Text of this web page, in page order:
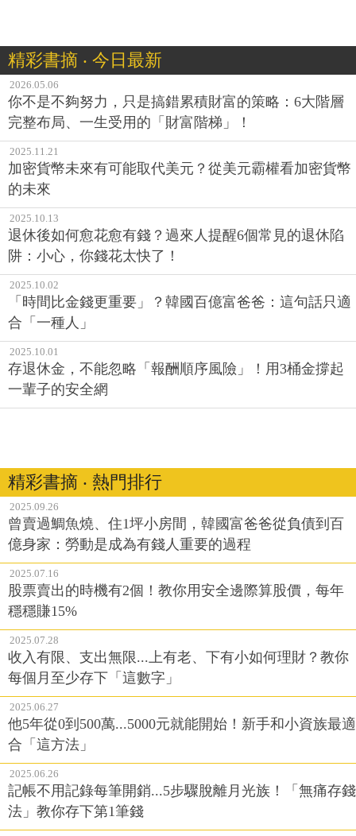
精彩書摘 ‧ 今日最新
2026.05.06
你不是不夠努力，只是搞錯累積財富的策略：6大階層
完整布局、一生受用的「財富階梯」！
2025.11.21
加密貨幣未來有可能取代美元？從美元霸權看加密貨幣
的未來
2025.10.13
退休後如何愈花愈有錢？過來人提醒6個常見的退休陷
阱：小心，你錢花太快了！
2025.10.02
「時間比金錢更重要」？韓國百億富爸爸：這句話只適
合「一種人」
2025.10.01
存退休金，不能忽略「報酬順序風險」！用3桶金撐起
一輩子的安全網
精彩書摘 ‧ 熱門排行
2025.09.26
曾賣過鯛魚燒、住1坪小房間，韓國富爸爸從負債到百
億身家：勞動是成為有錢人重要的過程
2025.07.16
股票賣出的時機有2個！教你用安全邊際算股價，每年
穩穩賺15%
2025.07.28
收入有限、支出無限...上有老、下有小如何理財？教你
每個月至少存下「這數字」
2025.06.27
他5年從0到500萬...5000元就能開始！新手和小資族最適
合「這方法」
2025.06.26
記帳不用記錄每筆開銷...5步驟脫離月光族！「無痛存錢
法」教你存下第1筆錢